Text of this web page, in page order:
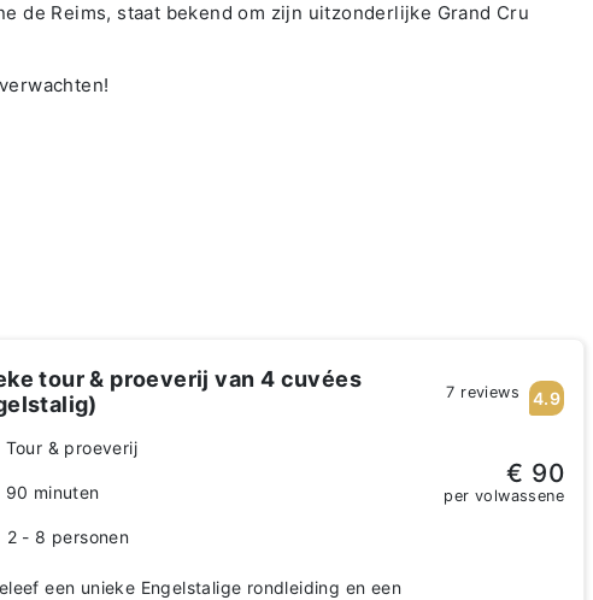
de Reims, staat bekend om zijn uitzonderlijke Grand Cru
tour & proeverij van 4 cuvées
Tour & proeverij
90 minuten
2 - 8 personen
een unieke Engelstalige rondleiding en een
4.9
7 reviews
€ 90
per volwassene